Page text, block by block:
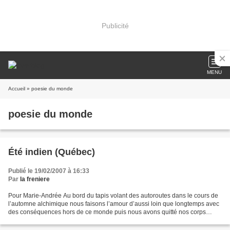
Publicité
MENU
Accueil » poesie du monde
poesie du monde
Été indien (Québec)
Publié le 19/02/2007 à 16:33
Par la freniere
Pour Marie-Andrée Au bord du tapis volant des autoroutes dans le cours de
l’automne alchimique nous faisons l’amour d’aussi loin que longtemps avec
des conséquences hors de ce monde puis nous avons quitté nos corps